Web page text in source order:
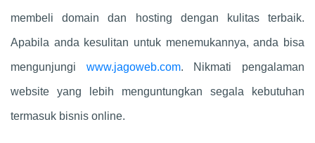
membeli domain dan hosting dengan kulitas terbaik.
Apabila anda kesulitan untuk menemukannya, anda bisa
mengunjungi www.jagoweb.com. Nikmati pengalaman
website yang lebih menguntungkan segala kebutuhan
termasuk bisnis online.